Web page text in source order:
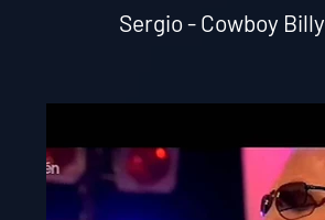
Sergio - Cowboy Billy